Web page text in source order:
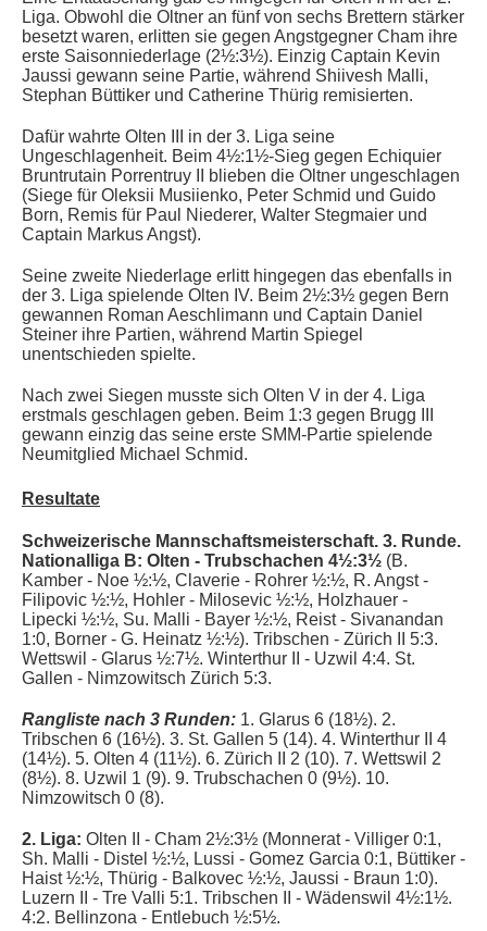
Liga. Obwohl die Oltner an fünf von sechs Brettern stärker
besetzt waren, erlitten sie gegen Angstgegner Cham ihre
erste Saisonniederlage (2½:3½). Einzig Captain Kevin
Jaussi gewann seine Partie, während Shiivesh Malli,
Stephan Büttiker und Catherine Thürig remisierten.
Dafür wahrte Olten III in der 3. Liga seine
Ungeschlagenheit. Beim 4½:1½-Sieg gegen Echiquier
Bruntrutain Porrentruy II blieben die Oltner ungeschlagen
(Siege für Oleksii Musiienko, Peter Schmid und Guido
Born, Remis für Paul Niederer, Walter Stegmaier und
Captain Markus Angst).
Seine zweite Niederlage erlitt hingegen das ebenfalls in
der 3. Liga spielende Olten IV. Beim 2½:3½ gegen Bern
gewannen Roman Aeschlimann und Captain Daniel
Steiner ihre Partien, während Martin Spiegel
unentschieden spielte.
Nach zwei Siegen musste sich Olten V in der 4. Liga
erstmals geschlagen geben. Beim 1:3 gegen Brugg III
gewann einzig das seine erste SMM-Partie spielende
Neumitglied Michael Schmid.
Resultate
Schweizerische Mannschaftsmeisterschaft. 3. Runde.
Nationalliga B: Olten - Trubschachen 4½:3½ (B.
Kamber - Noe ½:½, Claverie - Rohrer ½:½, R. Angst -
Filipovic ½:½, Hohler - Milosevic ½:½, Holzhauer -
Lipecki ½:½, Su. Malli - Bayer ½:½, Reist - Sivanandan
1:0, Borner - G. Heinatz ½:½). Tribschen - Zürich II 5:3.
Wettswil - Glarus ½:7½. Winterthur II - Uzwil 4:4. St.
Gallen - Nimzowitsch Zürich 5:3.
Rangliste nach 3 Runden: 1. Glarus 6 (18½). 2.
Tribschen 6 (16½). 3. St. Gallen 5 (14). 4. Winterthur II 4
(14½). 5. Olten 4 (11½). 6. Zürich II 2 (10). 7. Wettswil 2
(8½). 8. Uzwil 1 (9). 9. Trubschachen 0 (9½). 10.
Nimzowitsch 0 (8).
2. Liga: Olten II - Cham 2½:3½ (Monnerat - Villiger 0:1,
Sh. Malli - Distel ½:½, Lussi - Gomez Garcia 0:1, Büttiker -
Haist ½:½, Thürig - Balkovec ½:½, Jaussi - Braun 1:0).
Luzern II - Tre Valli 5:1. Tribschen II - Wädenswil 4½:1½.
4:2. Bellinzona - Entlebuch ½:5½.